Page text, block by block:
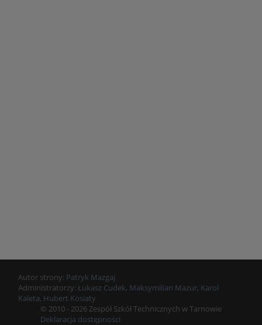
Autor strony: Patryk Mazgaj
Administratorzy:Łukasz Cudek, Maksymilian Mazur, Karol
Kaleta, Hubert Kosiaty
© 2010 - 2026 Zespół Szkół Technicznych w Tarnowie
Deklaracja dostępności